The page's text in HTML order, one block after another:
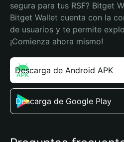
segura para tus RSF? Bitget
Bitget Wallet cuenta con la
de usuarios y te permite
¡Comienza ahora mismo!
Descarga de Android APK
Descarga de Google Play